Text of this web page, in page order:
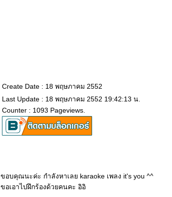
Create Date : 18 พฤษภาคม 2552
Last Update : 18 พฤษภาคม 2552 19:42:13 น.
Counter : 1093 Pageviews.
ขอบคุณนะค่ะ กำลังหาเลย karaoke เพลง it's you ^^
ขอเอาไปฝึกร้องด้วยคนคะ อิอิ